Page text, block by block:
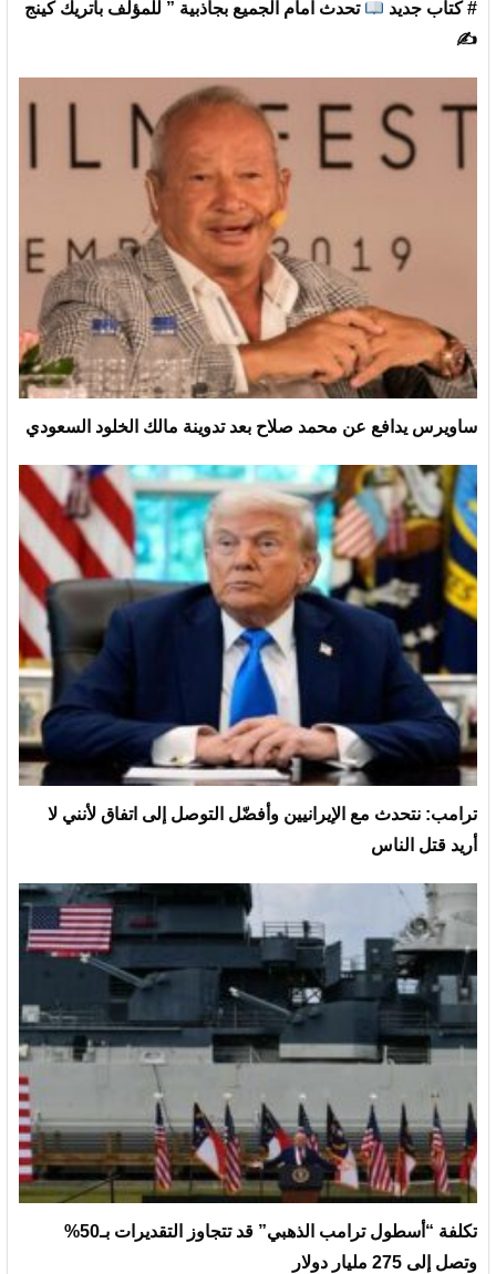
# كتاب جديد
تحدث امام الجميع بجاذبية ” للمؤلف باتريك كينج
✍
ساويرس يدافع عن محمد صلاح بعد تدوينة مالك الخلود السعودي
ترامب: نتحدث مع الإيرانيين وأفضّل التوصل إلى اتفاق لأنني لا
أريد قتل الناس
تكلفة “أسطول ترامب الذهبي” قد تتجاوز التقديرات بـ50%
وتصل إلى 275 مليار دولار